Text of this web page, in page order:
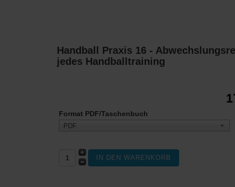
Handball Praxis 16 -
jedes Handballtraining
Format PDF/Taschenbuch
PDF